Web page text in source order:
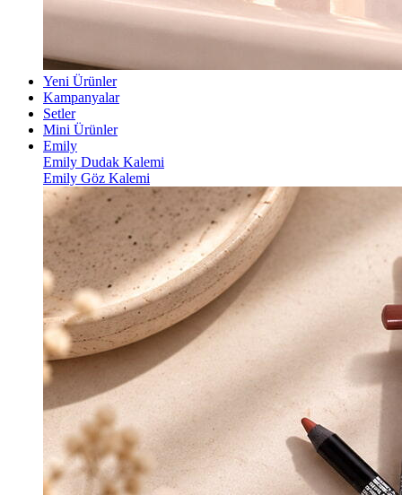
Yeni Ürünler
Kampanyalar
Setler
Mini Ürünler
Emily
Emily Dudak Kalemi
Emily Göz Kalemi